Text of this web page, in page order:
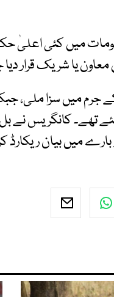
میں کئی اعلیٰ
یا شریک قرار
میں سزا ملی،
گئے تھے۔ کانگریس نے
میں بیان ریکارڈ